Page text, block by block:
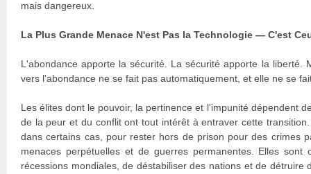
mais dangereux.
La Plus Grande Menace N'est Pas la Technologie — C'est
L'abondance apporte la sécurité. La sécurité apporte la liberté.
vers l'abondance ne se fait pas automatiquement, et elle ne se
Les élites dont le pouvoir, la pertinence et l'impunité dépendent
de la peur et du conflit ont tout intérêt à entraver cette
dans certains cas, pour rester hors de prison pour des crimes
menaces perpétuelles et de guerres permanentes. Elles sont
récessions mondiales, de déstabiliser des nations et de détruire